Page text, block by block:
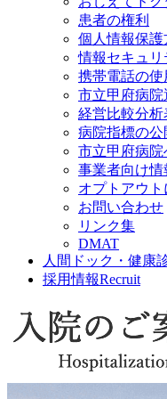
患者の権利
個人情報保護
情報セキュ
携帯電話の使
市立甲府病
経営比較分析
病院指標の公
市立甲府病院
事業者向け情
オプトアウト
お問い合わせ
リンク集
DMAT
人間ドック・健康
採用情報Recruit